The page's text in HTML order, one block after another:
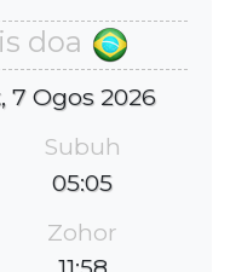
doa
7 Ogos 2026
Subuh
05:05
Zohor